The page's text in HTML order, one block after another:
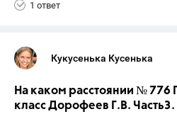
1 ответ
Кукусенька Кусенька
На каком расстоянии № 776
класс Дорофеев Г.В. Часть3.